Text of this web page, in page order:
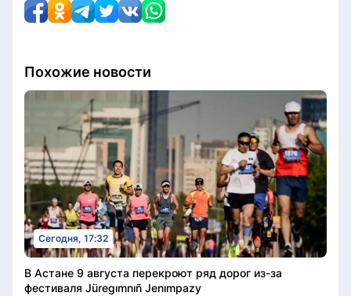
Похожие новости
Сегодня, 17:32
В Астане 9 августа перекроют ряд дорог из-за
фестиваля Jüregımnıñ Jenımpazy